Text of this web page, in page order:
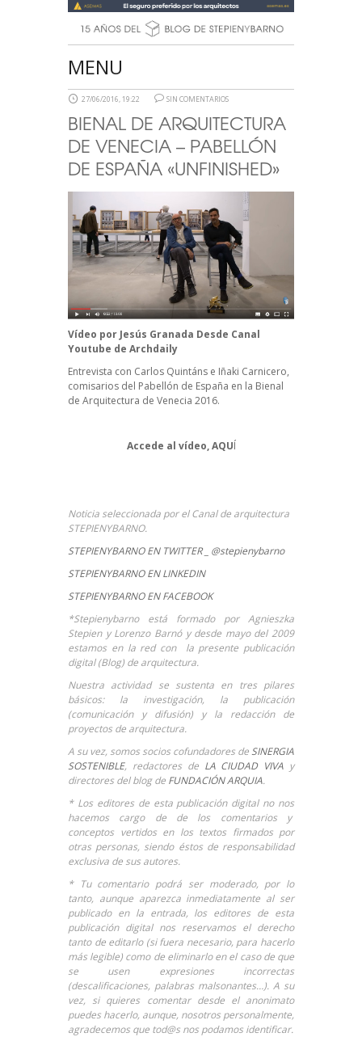
MENU
27/06/2016, 19:22 SIN COMENTARIOS
BIENAL DE ARQUITECTURA
DE VENECIA – PABELLÓN
DE ESPAÑA «UNFINISHED»
Vídeo por Jesús Granada Desde Canal
Youtube de Archdaily
Entrevista con Carlos Quintáns e Iñaki Carnicero,
comisarios del Pabellón de España en la Bienal
de Arquitectura de Venecia 2016.
Accede al vídeo,AQUÍ
Noticia seleccionada por el Canal de arquitectura
STEPIENYBARNO.
STEPIENYBARNO EN TWITTER _ @stepienybarno
STEPIENYBARNO EN LINKEDIN
STEPIENYBARNO EN FACEBOOK
*Stepienybarno está formado por Agnieszka
Stepien y Lorenzo Barnó y desde mayo del 2009
estamos en la red con la presente publicación
digital (Blog) de arquitectura.
Nuestra actividad se sustenta en tres pilares
básicos: la investigación, la publicación
(comunicación y difusión) y la redacción de
proyectos de arquitectura.
A su vez, somos socios cofundadores deSINERGIA
SOSTENIBLE, redactores de LA CIUDAD VIVA y
directores del blog de FUNDACIÓN ARQUIA.
* Los editores de esta publicación digital no nos
hacemos cargo de de los comentarios y
conceptos vertidos en los textos firmados por
otras personas, siendo éstos de responsabilidad
exclusiva de sus autores.
* Tu comentario podrá ser moderado, por lo
tanto, aunque aparezca inmediatamente al ser
publicado en la entrada, los editores de esta
publicación digital nos reservamos el derecho
tanto de editarlo (si fuera necesario, para hacerlo
más legible) como de eliminarlo en el caso de que
se usen expresiones incorrectas
(descalificaciones, palabras malsonantes…). A su
vez, si quieres comentar desde el anonimato
puedes hacerlo, aunque, nosotros personalmente,
agradecemos que tod@s nos podamos identificar.